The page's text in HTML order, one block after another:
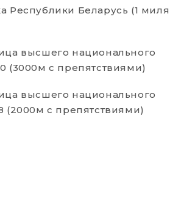
Республики Беларусь (1 миля
высшего национального
(3000м с препятствиями)
высшего национального
(2000м с препятствиями)